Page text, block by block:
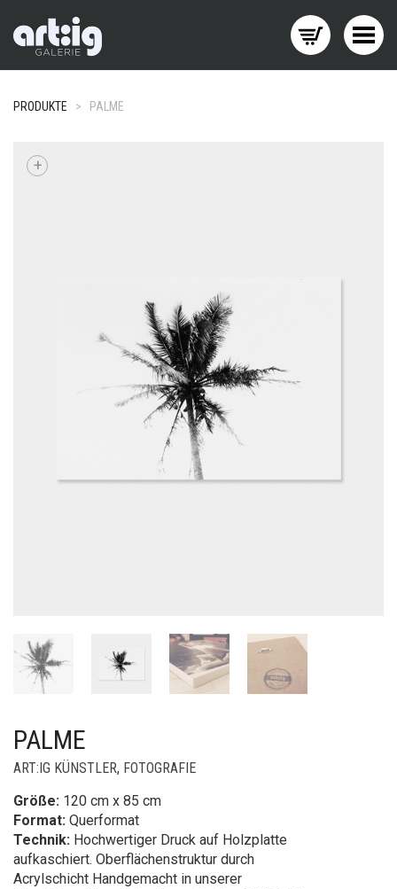
Menü wechseln
PRODUKTE > PALME
+
PALME
ART:IG KÜNSTLER, FOTOGRAFIE
Größe: 120 cm x 85 cm
Format: Querformat
Technik: Hochwertiger Druck auf Holzplatte
aufkaschiert. Oberflächenstruktur durch
Acrylschicht Handgemacht in unserer